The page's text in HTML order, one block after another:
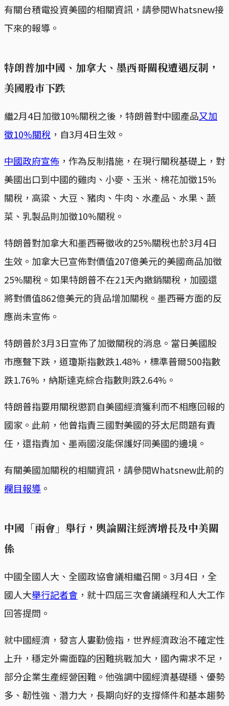
有關台積電投資美國的相關資訊，請參閱Whatsnew接
下來的報導。
特朗普加中國、加拿大、墨西哥關稅遭遇反制，
美國股市下跌
繼2月4日加徵10%關稅之後，特朗普對中國產品又加
徵10%關稅 ，自3月4日生效。
中國政府宣佈 ，作為反制措施，在現行關稅基礎上，對
美國出口到中國的雞肉、小麥、玉米、棉花加徵15%
關稅，高粱、大豆、豬肉、牛肉、水產品、水果、蔬
菜、乳製品則加徵10%關稅。
特朗普對加拿大和墨西哥徵收的25%關稅也於3月4日
生效。加拿大已宣佈對價值207億美元的美國商品加徵
25%關稅。如果特朗普不在21天內撤銷關稅，加國還
將對價值862億美元的貨品增加關稅。墨西哥方面的反
應尚未宣佈。
特朗普於3月3日宣佈了加徵關稅的消息。當日美國股
市應聲下跌，道瓊斯指數跌1.48%，標準普爾500指數
跌1.76%，納斯達克綜合指數則跌2.64%。
特朗普指要用關稅懲罰自美國經濟獲利而不相應回報的
國家。此前，他曾指責三國對美國的芬太尼問題有責
任，還指責加、墨兩國沒能保護好同美國的邊境。
有關美國加關稅的相關資訊，請參閱Whatsnew此前的
欄目報導 。
中國「兩會」舉行，輿論關注經濟增長及中美關
係
中國全國人大、全國政協會議相繼召開。3月4日，全
國人大舉行記者會 ，就十四屆三次會議議程和人大工作
回答提問。
就中國經濟，發言人婁勤儉指，世界經濟政治不確定性
上升，穩定外需面臨的困難挑戰加大，國內需求不足，
部分企業生產經營困難。他強調中國經濟基礎穩、優勢
多、韌性強、潛力大，長期向好的支撐條件和基本趨勢